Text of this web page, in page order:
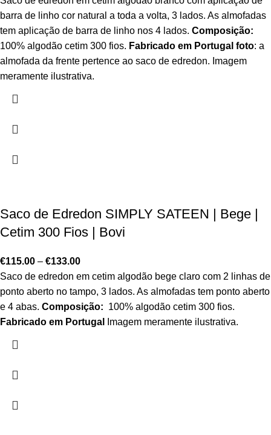
barra de linho cor natural a toda a volta, 3 lados. As almofadas
tem aplicação de barra de linho nos 4 lados. Composição:
100% algodão cetim 300 fios. Fabricado em Portugal foto: a
almofada da frente pertence ao saco de edredon. Imagem
meramente ilustrativa.
Saco de Edredon SIMPLY SATEEN | Bege |
Cetim 300 Fios | Bovi
€115.00 – €133.00
Saco de edredon em cetim algodão bege claro com 2 linhas de
ponto aberto no tampo, 3 lados. As almofadas tem ponto aberto
e 4 abas. Composição: 100% algodão cetim 300 fios.
Fabricado em Portugal
Imagem meramente ilustrativa.